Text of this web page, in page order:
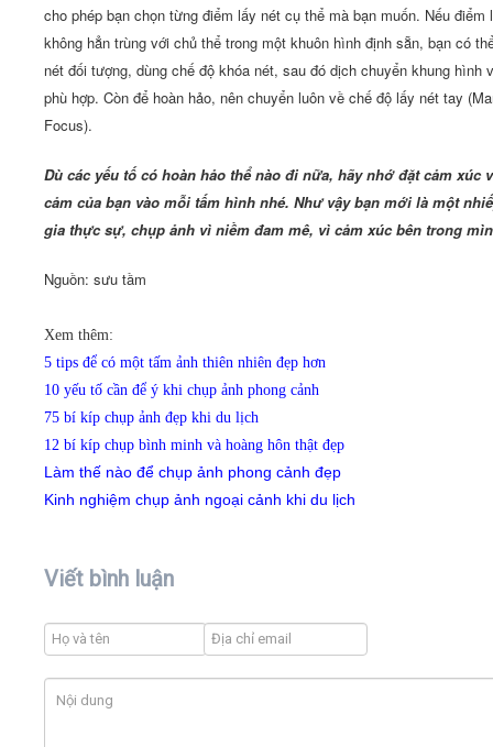
cho phép bạn chọn từng điểm lấy nét cụ thể mà bạn muốn. Nếu điểm
không hẳn trùng với chủ thể trong một khuôn hình định sẵn, bạn có
nét đối tượng, dùng chế độ khóa nét, sau đó dịch chuyển khung hình
phù hợp. Còn để hoàn hảo, nên chuyển luôn về chế độ lấy nét tay
Focus).
Dù các yếu tố có hoàn hảo thể nào đi nữa, hãy nhớ đặt cảm xúc
cảm của bạn vào mỗi tấm hình nhé. Như vậy bạn mới là một
gia thực sự, chụp ảnh vì niềm đam mê, vì cảm xúc bên trong
Nguồn: sưu tầm
Xem thêm:
5 tips để có một tấm ảnh thiên nhiên đẹp hơn
10 yếu tố cần để ý khi chụp ảnh phong cảnh
75 bí kíp chụp ảnh đẹp khi du lịch
12 bí kíp chụp bình minh và hoàng hôn thật đẹp
Làm thế nào để chụp ảnh phong cảnh đẹp
Kinh nghiệm chụp ảnh ngoại cảnh khi du lịch
Viết bình luận